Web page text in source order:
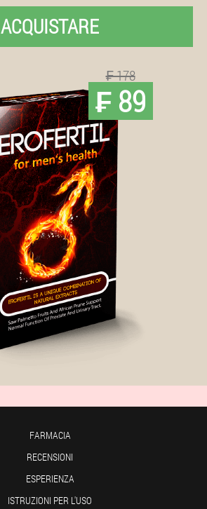
ACQUISTARE
₣ 178
₣ 89
FARMACIA
RECENSIONI
ESPERIENZA
ISTRUZIONI PER L'USO